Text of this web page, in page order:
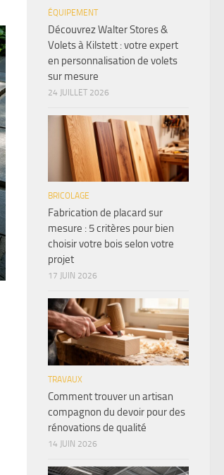
ÉQUIPEMENT
Découvrez Walter Stores &
Volets à Kilstett : votre expert
en personnalisation de volets
sur mesure
24 JUILLET 2026
BRICOLAGE
Fabrication de placard sur
mesure : 5 critères pour bien
choisir votre bois selon votre
projet
17 JUIN 2026
TRAVAUX
Comment trouver un artisan
compagnon du devoir pour des
rénovations de qualité
14 JUIN 2026